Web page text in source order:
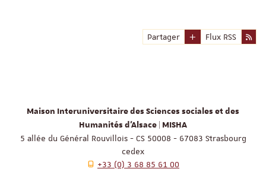
Partager Flux RSS
Maison Interuniversitaire des Sciences sociales et des
Humanités d'Alsace | MISHA
5 allée du Général Rouvillois - CS 50008 - 67083 Strasbourg
cedex
+33 (0) 3 68 85 61 00